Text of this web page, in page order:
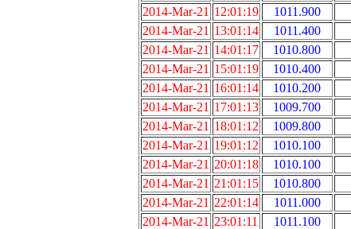
2014-Mar-21 12:01:19 1011.900
2014-Mar-21 13:01:14 1011.400
2014-Mar-21 14:01:17 1010.800
2014-Mar-21 15:01:19 1010.400
2014-Mar-21 16:01:14 1010.200
2014-Mar-21 17:01:13 1009.700
2014-Mar-21 18:01:12 1009.800
2014-Mar-21 19:01:12 1010.100
2014-Mar-21 20:01:18 1010.100
2014-Mar-21 21:01:15 1010.800
2014-Mar-21 22:01:14 1011.000
2014-Mar-21 23:01:11 1011.100